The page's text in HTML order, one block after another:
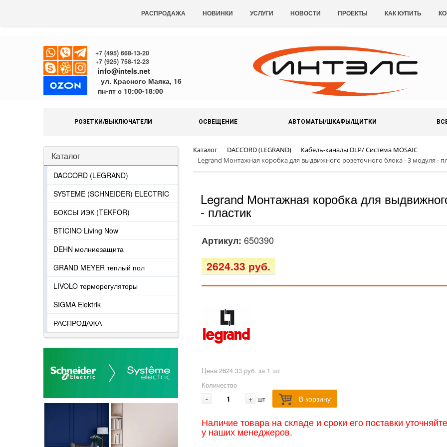
РАСПРОДАЖА НОВИНКИ УСЛУГИ НОВОСТИ ПРОЕКТЫ КАК КУПИТЬ
+7 (495) 668-13-20
+7 (925) 758-12-23
info@intels.net
ул. Красного Маяка, 16
пн-пт с 10:00-18:00
РОЗЕТКИ/ВЫКЛЮЧАТЕЛИ ОСВЕЩЕНИЕ АВТОМАТЫ/ШКАФЫ/ЩИТКИ
Каталог
DACCORD (LEGRAND)
SYSTEME (SCHNEIDER) ELECTRIC
БОКСЫ ИЭК (TEKFOR)
BTICINO Living Now
DEHN молниезащита
GRAND MEYER теплый пол
LIVOLO терморегуляторы
SIGMA Elektrik
РАСПРОДАЖА
Каталог DACCORD (LEGRAND)
Кабель-каналы DLP/ Система MOSAIC
Legrand Монтажная коробка для выдвижного розеточного блока - 3 модуля -
Legrand Монтажная коробка для
- пластик
Артикул: 650390
2624.33 руб.
Цена 2624.33 руб. за 1 шт
Количество
- + шт В корзину
Наличие товара на складе и сроки его поставки
у наших менеджеров.